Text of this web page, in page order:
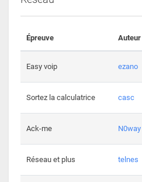
Épreuve Auteur
Easy voip ezano
Sortez la calculatrice casc
Ack-me N0way
Réseau et plus telnes